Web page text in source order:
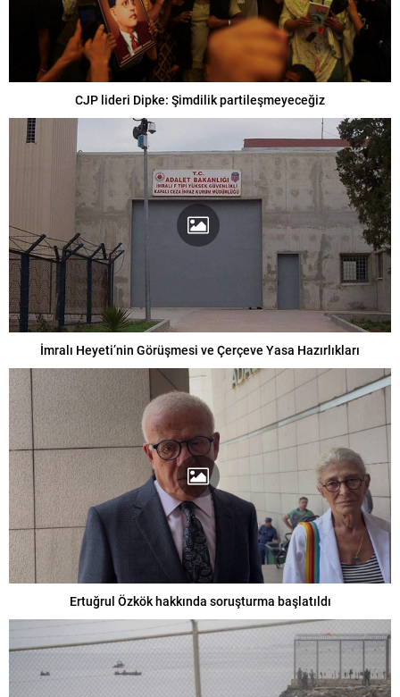
CJP lideri Dipke: Şimdilik partileşmeyeceğiz
İmralı Heyeti’nin Görüşmesi ve Çerçeve Yasa Hazırlıkları
Ertuğrul Özkök hakkında soruşturma başlatıldı